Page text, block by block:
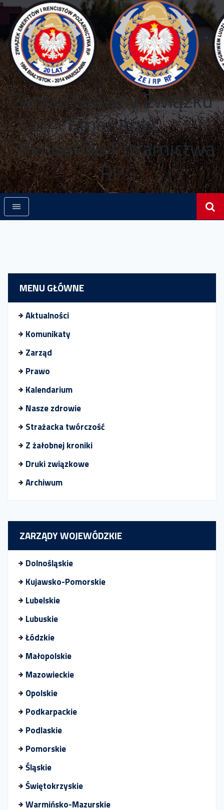
Zarząd Główny Związku
Emerytów
i Rencistów Pożarnictwa
RP
MENU GŁÓWNE
Aktualności
Komunikaty
Zarząd
Prawo
Kalendarium
Nasze zdrowie
Strażacka twórczość
Z żałobnej kroniki
Druki związkowe
Archiwum
ZARZĄDY WOJEWÓDZKIE
Dolnośląskie
Kujawsko-Pomorskie
Lubelskie
Lubuskie
Łódzkie
Małopolskie
Mazowieckie
Opolskie
Podkarpackie
Podlaskie
Pomorskie
Śląskie
Świętokrzyskie
Warmińsko-Mazurskie